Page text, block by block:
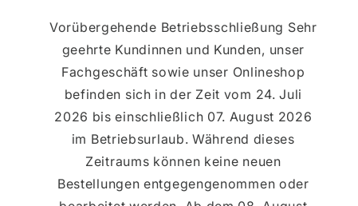
Vorübergehende Betriebsschließung Sehr
geehrte Kundinnen und Kunden, unser
Fachgeschäft sowie unser Onlineshop
befinden sich in der Zeit vom 24. Juli
2026 bis einschließlich 07. August 2026
im Betriebsurlaub. Während dieses
Zeitraums können keine neuen
Bestellungen entgegengenommen oder